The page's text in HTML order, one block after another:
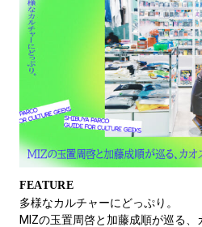
#SHOPPING ADDICT #憧
#ESSENTIAL DESIGNS #
#NEW VINTAGE #マイナー
#路地裏てぃーん。
#GH 銘品の所以 #フイナム
#Commune H #FOCUS IT
#ととけん #FASHION
#LIFESTYLE
#SPORTS #HANDSOME
FEATURE
多様なカルチャーにどっぷり。
MIZの玉置周啓と加藤成順が巡る